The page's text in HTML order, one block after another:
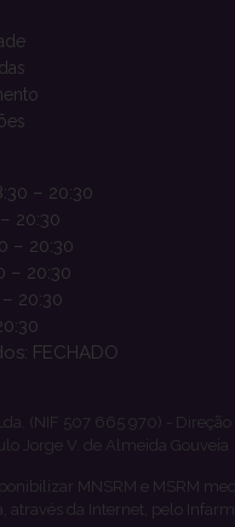
– 20:30
20:30
– 20:30
– 20:30
20:30
FECHADO
(NIF 507 665 970) - Direção
Jorge V. de Almeida Gouveia
MNSRM e MSRM
através da Internet, pelo